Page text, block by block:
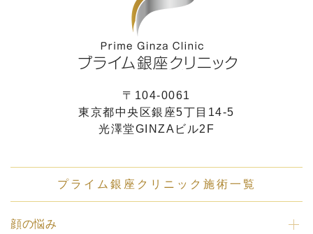
〒104-0061
東京都中央区銀座5丁目14-5
光澤堂GINZAビル2F
プライム銀座クリニック施術一覧
顔の悩み